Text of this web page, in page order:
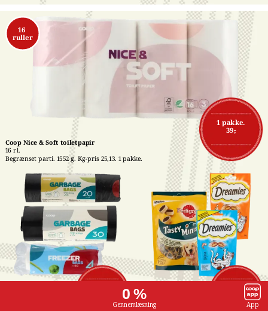
0 %
Gennemlæsning App
16
ruller
1 pakke.
39,-
Coop Nice & Soft toiletpapir
16 rl.
Begrænset parti. 1552 g. Kg-pris 25,13. 1 pakke.
Affaldsposer med Pedigree- eller
Dreamies snacks
Flere varianter. 60-140
g. Kg-pris maks.